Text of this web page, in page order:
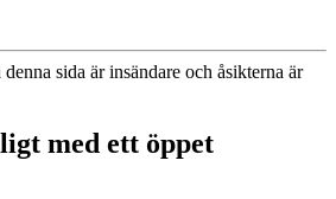
sida är insändare och åsikterna är
med ett öppet